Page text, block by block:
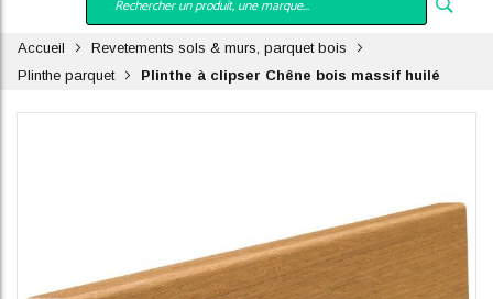
Accueil
Revetements sols & murs, parquet bois
Plinthe parquet
Plinthe à clipser Chêne bois massif huilé